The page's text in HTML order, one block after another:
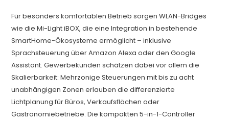
Für besonders komfortablen Betrieb sorgen WLAN-Bridges
wie die Mi-Light iBOX, die eine Integration in bestehende
SmartHome-Ökosysteme ermöglicht – inklusive
Sprachsteuerung über Amazon Alexa oder den Google
Assistant. Gewerbekunden schätzen dabei vor allem die
Skalierbarkeit: Mehrzonige Steuerungen mit bis zu acht
unabhängigen Zonen erlauben die differenzierte
Lichtplanung für Büros, Verkaufsflächen oder
Gastronomiebetriebe. Die kompakten 5-in-1-Controller